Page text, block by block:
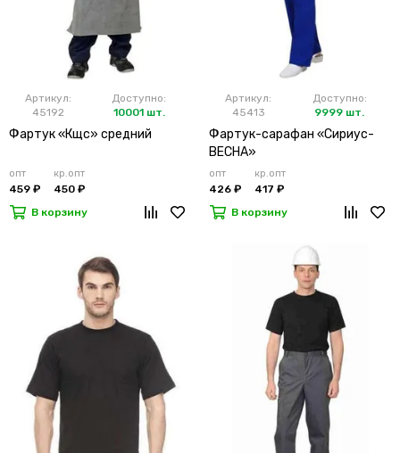
Артикул:
45192
Доступно:
10001 шт.
Фартук «Кщс» средний
опт
459 ₽
кр.опт
450 ₽
В корзину
Артикул:
45413
Доступно:
9999 шт.
Фартук-сарафан «Сириус-
ВЕСНА»
опт
426 ₽
кр.опт
417 ₽
В корзину